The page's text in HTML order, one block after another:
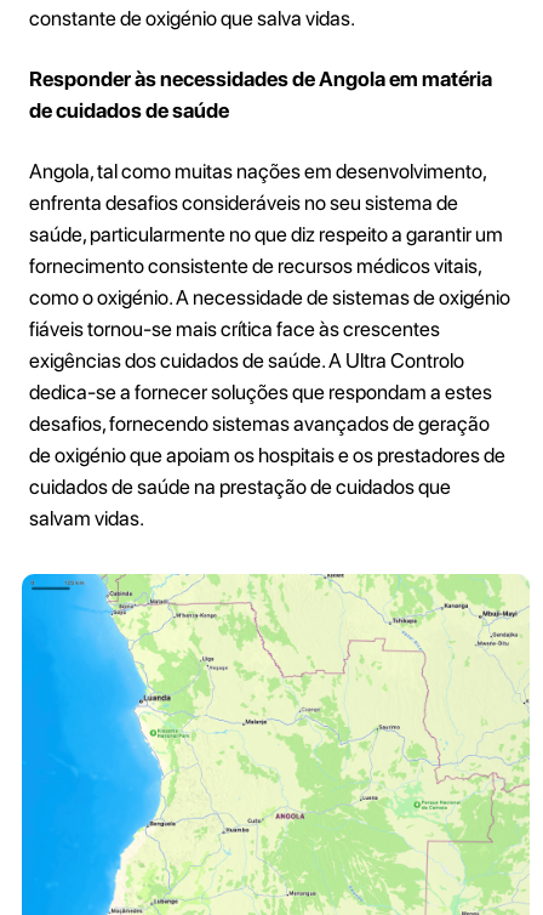
constante de oxigénio que salva vidas.
Responder às necessidades de Angola em matéria
de cuidados de saúde
Angola, tal como muitas nações em desenvolvimento,
enfrenta desafios consideráveis no seu sistema de
saúde, particularmente no que diz respeito a garantir um
fornecimento consistente de recursos médicos vitais,
como o oxigénio. A necessidade de sistemas de oxigénio
fiáveis tornou-se mais crítica face às crescentes
exigências dos cuidados de saúde. A Ultra Controlo
dedica-se a fornecer soluções que respondam a estes
desafios, fornecendo sistemas avançados de geração
de oxigénio que apoiam os hospitais e os prestadores de
cuidados de saúde na prestação de cuidados que
salvam vidas.